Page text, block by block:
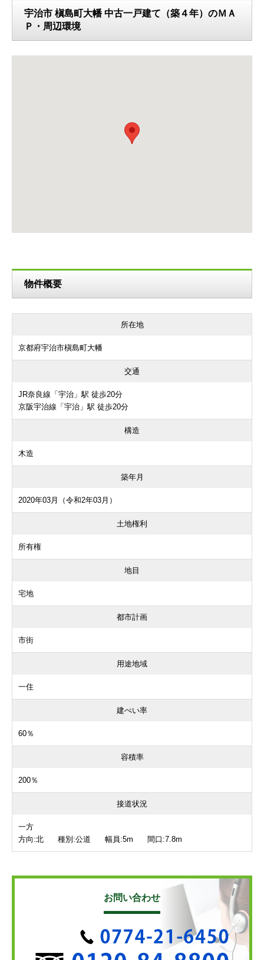
宇治市 槇島町大幡 中古一戸建て（築４年）のＭＡ
Ｐ・周辺環境
物件概要
所在地
京都府宇治市槇島町大幡
交通
JR奈良線「宇治」駅 徒歩20分
京阪宇治線「宇治」駅 徒歩20分
構造
木造
築年月
2020年03月（令和2年03月）
土地権利
所有権
地目
宅地
都市計画
市街
用途地域
一住
建ぺい率
60％
容積率
200％
接道状況
一方
方向:北 種別:公道 幅員:5m 間口:7.8m
お問い合わせ